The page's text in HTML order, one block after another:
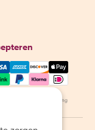
Visa, Amex,
varieert per bestemming